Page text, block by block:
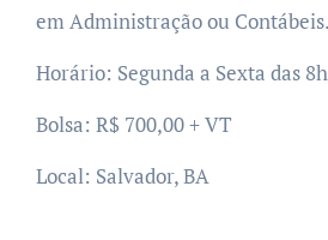
em Administração ou Contábeis.
Horário: Segunda a Sexta das
Bolsa: R$ 700,00 + VT
Local: Salvador, BA